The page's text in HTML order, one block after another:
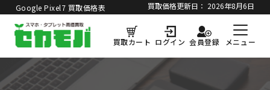
買取価格更新日： 2026年8月6日
Google Pixel7 買取価格表
買取カート ログイン 会員登録 メニュー